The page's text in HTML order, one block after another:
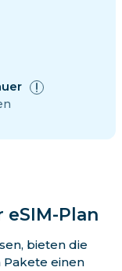
Plan
bieten die
einen